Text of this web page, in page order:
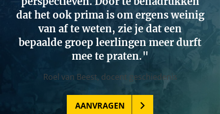
dat het ook prima is om ergens weinig
van af te weten, zie je dat een
bepaalde groep leerlingen meer durft
mee te praten.
Roel van Beest, docent geschiedenis
AANVRAGEN